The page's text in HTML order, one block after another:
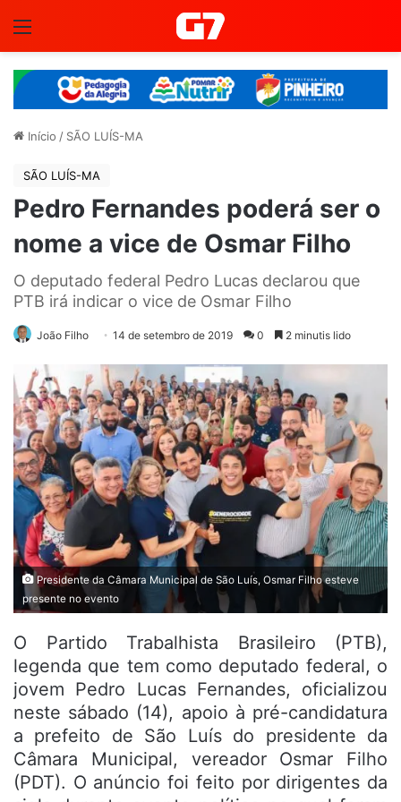
Início / SÃO LUÍS-MA
SÃO LUÍS-MA
Pedro Fernandes poderá ser o
nome a vice de Osmar Filho
O deputado federal Pedro Lucas declarou que
PTB irá indicar o vice de Osmar Filho
João Filho 14 de setembro de 2019 0 2 minutis lido
Presidente da Câmara Municipal de São Luís, Osmar Filho esteve
presente no evento
O Partido Trabalhista Brasileiro (PTB),
legenda que tem como deputado federal, o
jovem Pedro Lucas Fernandes, oficializou
neste sábado (14), apoio à pré-candidatura
a prefeito de São Luís do presidente da
Câmara Municipal, vereador Osmar Filho
(PDT). O anúncio foi feito por dirigentes da